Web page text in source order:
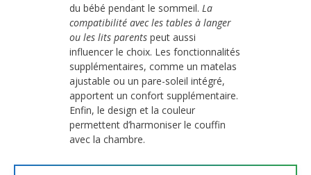
du bébé pendant le sommeil. La
compatibilité avec les tables à langer
ou les lits parents peut aussi
influencer le choix. Les fonctionnalités
supplémentaires, comme un matelas
ajustable ou un pare-soleil intégré,
apportent un confort supplémentaire.
Enfin, le design et la couleur
permettent d’harmoniser le couffin
avec la chambre.